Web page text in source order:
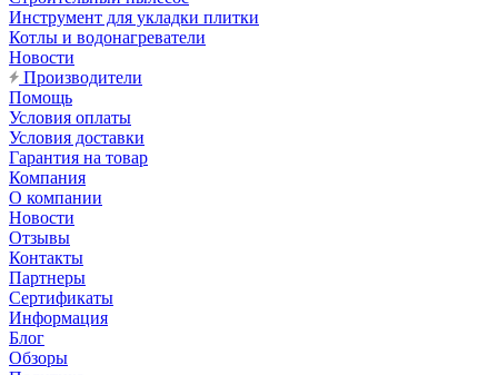
Инструмент для укладки плитки
Котлы и водонагреватели
Новости
Производители
Помощь
Условия оплаты
Условия доставки
Гарантия на товар
Компания
О компании
Новости
Отзывы
Контакты
Партнеры
Сертификаты
Информация
Блог
Обзоры